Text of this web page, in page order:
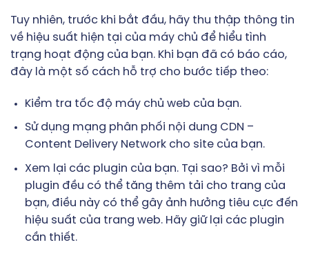
Tuy nhiên, trước khi bắt đầu, hãy thu thập thông tin
về hiệu suất hiện tại của máy chủ để hiểu tình
trạng hoạt động của bạn. Khi bạn đã có báo cáo,
đây là một số cách hỗ trợ cho bước tiếp theo:
Kiểm tra tốc độ máy chủ web của bạn.
Sử dụng mạng phân phối nội dung CDN –
Content Delivery Network cho site của bạn.
Xem lại các plugin của bạn. Tại sao? Bởi vì mỗi
plugin đều có thể tăng thêm tải cho trang của
bạn, điều này có thể gây ảnh hưởng tiêu cực đến
hiệu suất của trang web. Hãy giữ lại các plugin
cần thiết.